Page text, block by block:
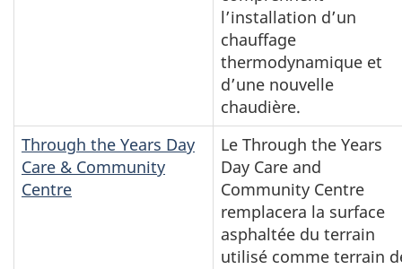
l’installation d’un
chauffage
thermodynamique et
d’une nouvelle
chaudière.
Through the Years Day
Care & Community
Centre
Le Through the Years
Day Care and
Community Centre
remplacera la surface
asphaltée du terrain
utilisé comme terrain